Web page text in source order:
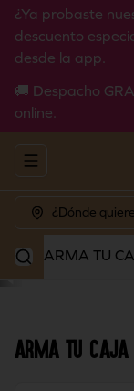
¿Ya probaste
descuento
desde la app.
🚚 Despacho
online.
Abrir menu de
¿Dónde
ARMA TU
ARMA TU CAJA